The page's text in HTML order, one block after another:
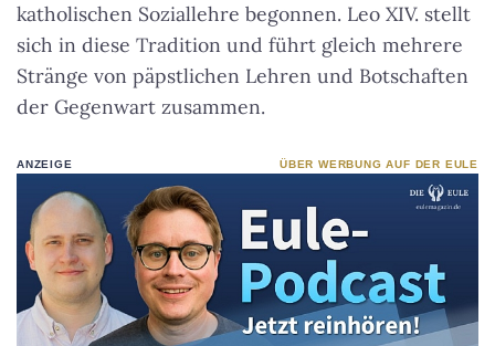
katholischen Soziallehre begonnen. Leo XIV. stellt
sich in diese Tradition und führt gleich mehrere
Stränge von päpstlichen Lehren und Botschaften
der Gegenwart zusammen.
ANZEIGE ÜBER WERBUNG AUF DER EULE